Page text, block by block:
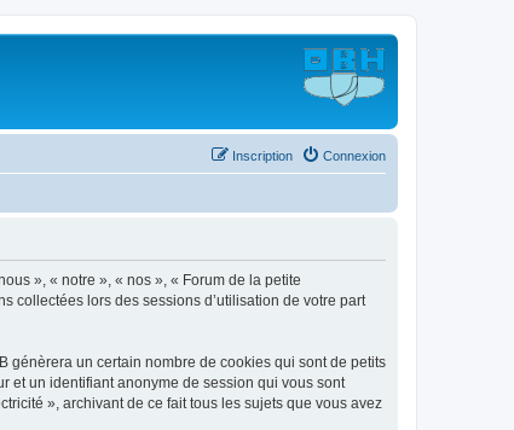
Connexion
Inscription
», « notre », « nos », « Forum de la petite
collectées lors des sessions d’utilisation de votre part
génèrera un certain nombre de cookies qui sont de petits
et un identifiant anonyme de session qui vous sont
», archivant de ce fait tous les sujets que vous avez